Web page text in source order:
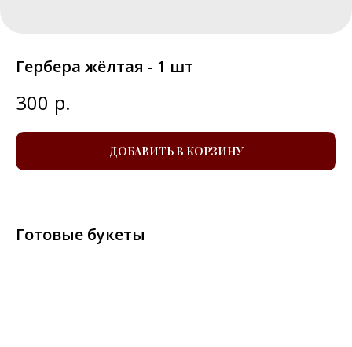
Гербера жёлтая - 1 шт
300 р.
ДОБАВИТЬ В КОРЗИНУ
Готовые букеты